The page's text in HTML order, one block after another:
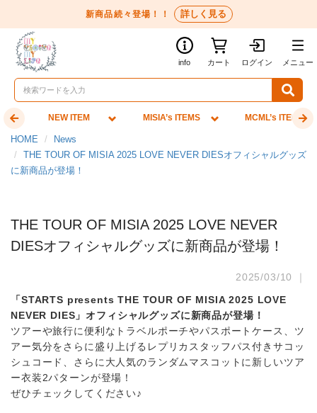
新商品続々登場！！ 詳しく見る
info カート ログイン メニュー
NEW ITEM MISIA’s ITEMS MCML’s ITEMS
HOME
News
THE TOUR OF MISIA 2025 LOVE NEVER DIESオフィシャルグッズ
に新商品が登場！
THE TOUR OF MISIA 2025 LOVE NEVER
DIESオフィシャルグッズに新商品が登場！
2025/03/10 ｜
「STARTS presents THE TOUR OF MISIA 2025 LOVE
NEVER DIES」オフィシャルグッズに新商品が登場！
ツアーや旅行に便利なトラベルポーチやパスポートケース、ツ
アー気分をさらに盛り上げるレプリカスタッフパス付きサコッ
シュコード、さらに大人気のランダムマスコットに新しいツア
ー衣装2パターンが登場！
ぜひチェックしてください♪